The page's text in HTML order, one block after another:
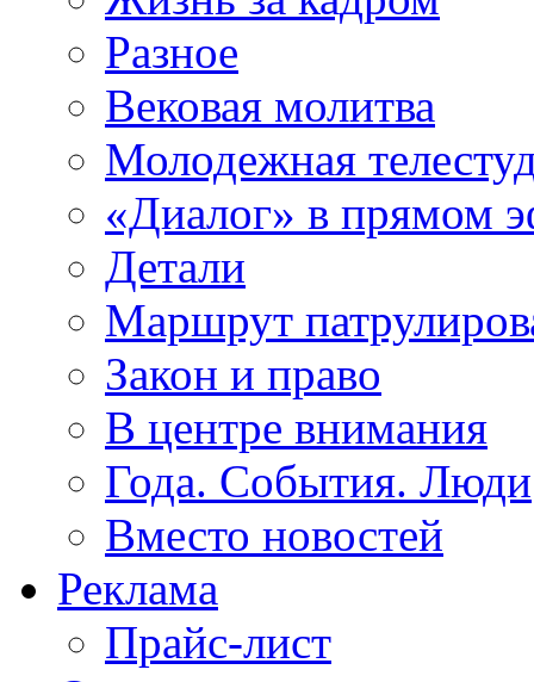
Разное
Вековая молитва
Молодежная
«Диалог» в прямом
Детали
Маршрут
Закон и право
В центре внимания
Года. События. Люди
Вместо новостей
Реклама
Прайс-лист